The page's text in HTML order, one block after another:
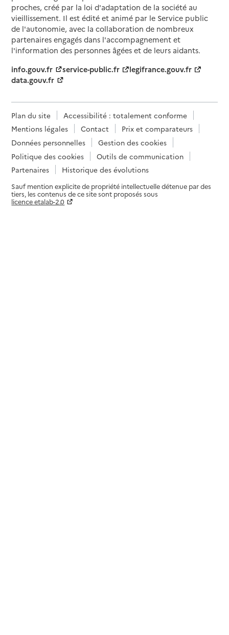
proches, créé par la loi d'adaptation de la société au
vieillissement. Il est édité et animé par le Service public
de l'autonomie, avec la collaboration de nombreux
partenaires engagés dans l'accompagnement et
l'information des personnes âgées et de leurs aidants.
info.gouv.fr
service-public.fr
legifrance.gouv.fr
data.gouv.fr
Plan du site
Accessibilité : totalement conforme
Mentions légales
Contact
Prix et comparateurs
Données personnelles
Gestion des cookies
Politique des cookies
Outils de communication
Partenaires
Historique des évolutions
Sauf mention explicite de propriété intellectuelle détenue par des
tiers, les contenus de ce site sont proposés sous
licence etalab-2.0